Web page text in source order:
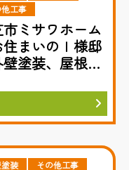
工事
ミサワホーム
住まいのＩ様邸
壁塗装、屋根塗
装 その他工事